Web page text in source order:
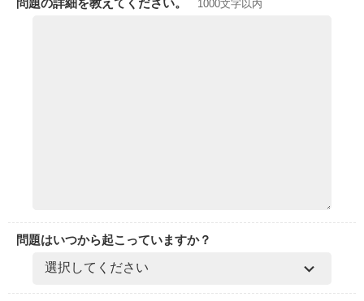
問題の詳細を教えてください。 1000文字以内
問題はいつから起こっていますか？